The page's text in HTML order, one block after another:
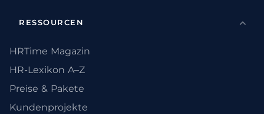
RESSOURCEN
HRTime Magazin
HR-Lexikon A–Z
Preise & Pakete
Kundenprojekte